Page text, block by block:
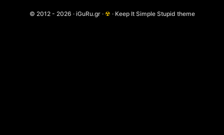
© 2012 - 2026 · iGuRu.gr · ☢ · Keep It Simple Stupid theme